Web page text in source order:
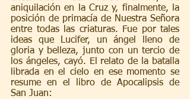
aniquilación en la Cruz y, finalmente, la
posición de primacía de Nuestra Señora
entre todas las criaturas. Fue por tales
ideas que Lucifer, un ángel lleno de
gloria y belleza, junto con un tercio de
los ángeles, cayó. El relato de la batalla
librada en el cielo en ese momento se
resume en el libro de Apocalipsis de
San Juan: